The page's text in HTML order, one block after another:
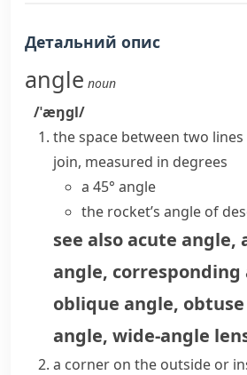
Детальний опис
angle noun
/ˈæŋɡl/
the space between two
join, measured in degrees
a 45° angle
the rocket’s angle of
see alsoacute angle,
angle, corresponding
oblique angle,
angle, wide-angle
a corner on the outside or